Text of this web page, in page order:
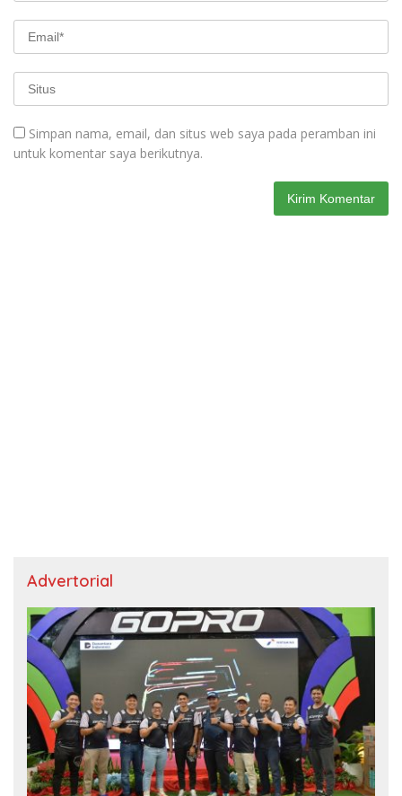
Simpan nama, email, dan situs web saya pada peramban ini
untuk komentar saya berikutnya.
Advertorial